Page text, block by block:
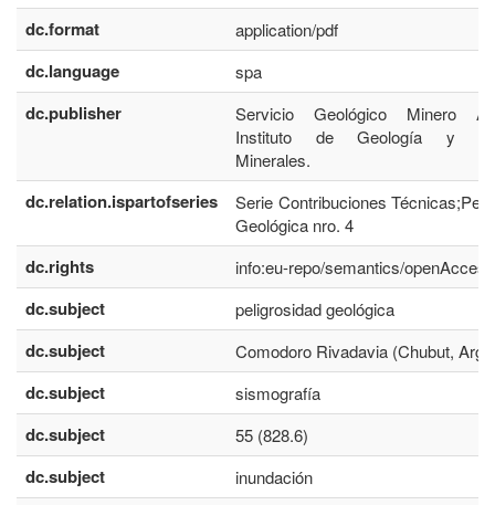
dc.format application/pdf
dc.language spa
dc.publisher
Servicio Geológico Minero
Instituto de Geología y
Minerales.
dc.relation.ispartofseries
Serie Contribuciones
Geológica nro. 4
dc.rights info:eu-repo/semantics/openAccess
dc.subject peligrosidad geológica
dc.subject Comodoro Rivadavia (Chubut,
dc.subject sismografía
dc.subject 55 (828.6)
dc.subject inundación